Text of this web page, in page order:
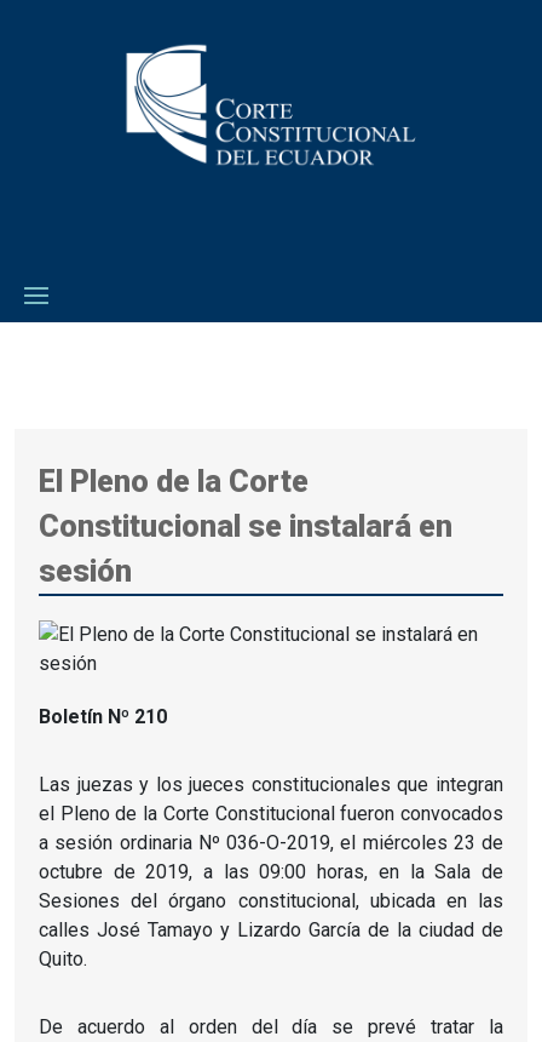
El Pleno de la Corte
Constitucional se instalará en
sesión
Boletín Nº 210
Las juezas y los jueces constitucionales que integran
el Pleno de la Corte Constitucional fueron convocados
a sesión ordinaria Nº 036-O-2019, el miércoles 23 de
octubre de 2019, a las 09:00 horas, en la Sala de
Sesiones del órgano constitucional, ubicada en las
calles José Tamayo y Lizardo García de la ciudad de
Quito.
De acuerdo al orden del día se prevé tratar la